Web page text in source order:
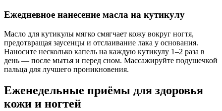
Ежедневное нанесение масла на кутикулу
Масло для кутикулы мягко смягчает кожу вокруг ногтя,
предотвращая заусенцы и отслаивание лака у основания.
Наносите несколько капель на каждую кутикулу 1–2 раза в
день — после мытья и перед сном. Массажируйте подушечкой
пальца для лучшего проникновения.
Еженедельные приёмы для здоровья
кожи и ногтей